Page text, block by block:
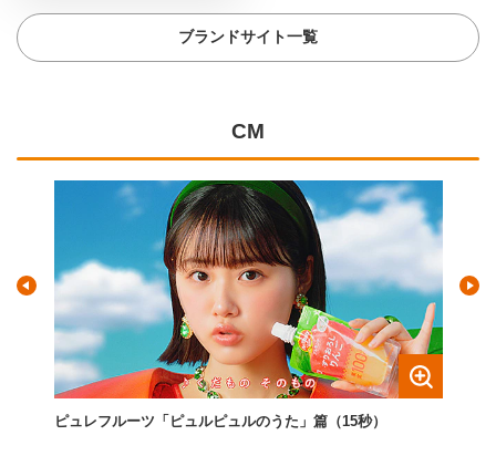
ブランドサイト一覧
CM
ピュレフルーツ「ピュルピュルのうた」篇（15秒）